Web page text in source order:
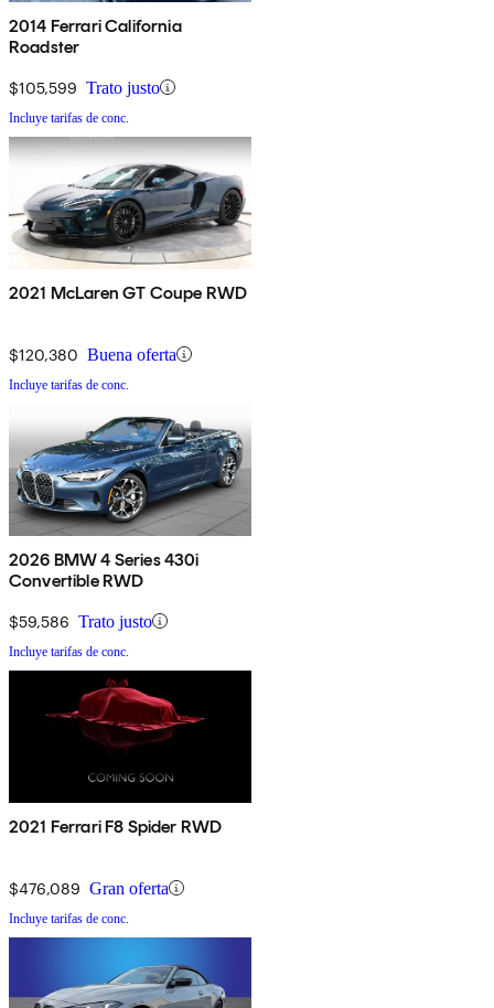
2014 Ferrari California
Roadster
$105,599 Trato justo
Incluye tarifas de conc.
2021 McLaren GT Coupe RWD
$120,380 Buena oferta
Incluye tarifas de conc.
2026 BMW 4 Series 430i
Convertible RWD
$59,586 Trato justo
Incluye tarifas de conc.
2021 Ferrari F8 Spider RWD
$476,089 Gran oferta
Incluye tarifas de conc.